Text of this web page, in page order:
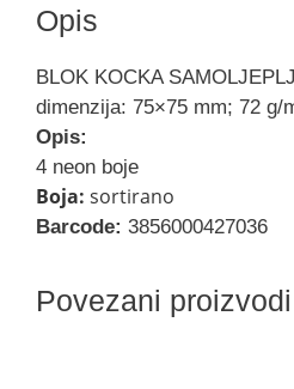
Opis
BLOK KOCKA
dimenzija: 75×75 mm; 72 g/
Opis:
4 neon boje
Boja: sortirano
Barcode: 3856000427036
Povezani proizvodi